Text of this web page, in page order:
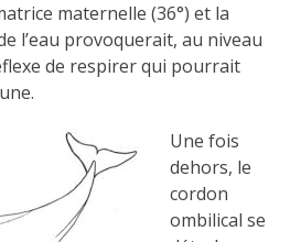
maternelle (36°) et la
l’eau provoquerait, au niveau
de respirer qui pourrait
Une fois
dehors, le
cordon
ombilical se